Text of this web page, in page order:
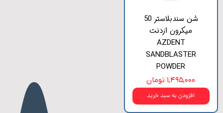
شن سندبلاستر 50
میکرون ازدنت
AZDENT
SANDBLASTER
POWDER
۱,۴۹۵,۰۰۰ تومان
افزودن به سبد خرید